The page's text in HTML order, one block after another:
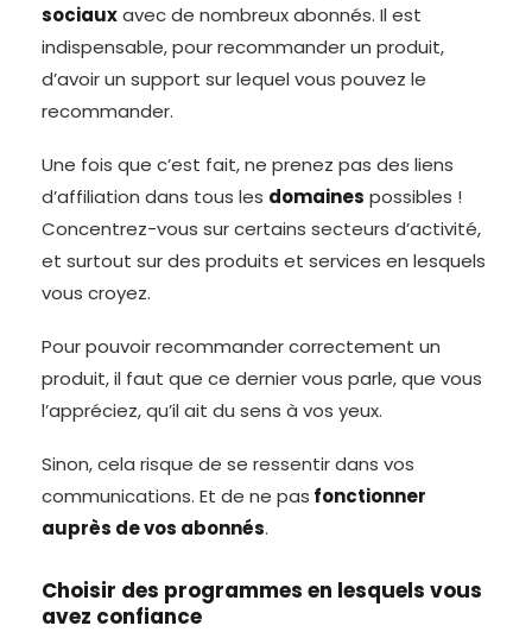
sociauxavec de nombreux abonnés. Il est
indispensable, pour recommander un produit,
d’avoir un support sur lequel vous pouvez le
recommander.
Une fois que c’est fait, ne prenez pas des liens
d’affiliation dans tous les domaines possibles !
Concentrez-vous sur certains secteurs d’activité,
et surtout sur des produits et services en lesquels
vous croyez.
Pour pouvoir recommander correctement un
produit, il faut que ce dernier vous parle, que vous
l’appréciez, qu’il ait du sens à vos yeux.
Sinon, cela risque de se ressentir dans vos
communications. Et de ne pas fonctionner
auprès de vos abonnés.
Choisir des programmes en lesquels vous
avez confiance